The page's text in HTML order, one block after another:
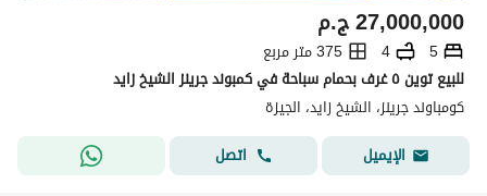
ج.م27,000,000
5
4
375 متر مربع
للبيع توين ٥ غرف بحمام سباحة في كمبوند جرينز الشيخ زايد
كومباوند جرينز، الشيخ زايد، الجيزة
الإيميل
اتصل